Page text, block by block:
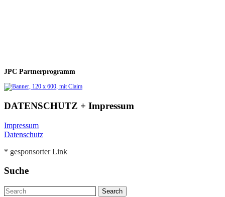
JPC Partnerprogramm
DATENSCHUTZ + Impressum
Impressum
Datenschutz
* gesponsorter Link
Suche